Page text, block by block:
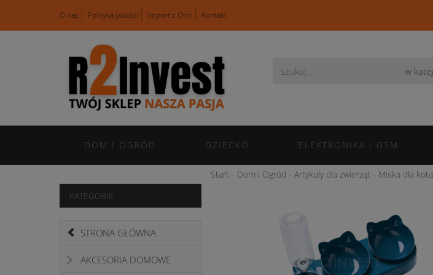
O nas Polityka jakości Import z Chin Kontakt
DOM I OGRÓD DZIECKO ELEKTRONIKA I GSM
Start Dom i Ogród Artykuły dla zwierząt Miska dla kota
KATEGORIE
STRONA GŁÓWNA
AKCESORIA DOMOWE